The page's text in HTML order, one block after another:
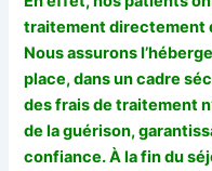
traitement directement
Nous assurons
place, dans un cadre
des frais de traitement
de la guérison,
confiance.À la fin du